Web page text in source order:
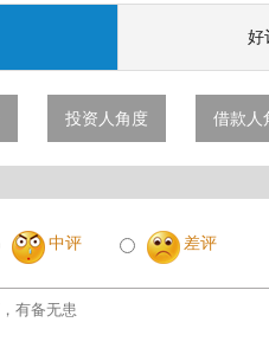
好
投资人角度 借款人
中评 差评